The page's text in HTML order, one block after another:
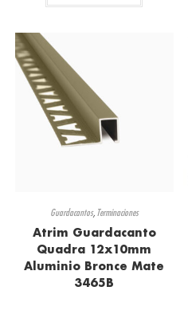
Guardacantos, Terminaciones
Atrim Guardacanto
Quadra 12x10mm
Aluminio Bronce Mate
3465B